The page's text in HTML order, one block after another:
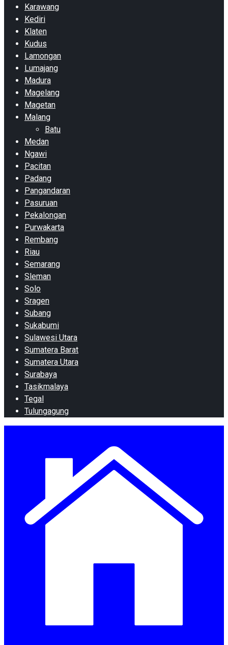
Karawang
Kediri
Klaten
Kudus
Lamongan
Lumajang
Madura
Magelang
Magetan
Malang
Batu
Medan
Ngawi
Pacitan
Padang
Pangandaran
Pasuruan
Pekalongan
Purwakarta
Rembang
Riau
Semarang
Sleman
Solo
Sragen
Subang
Sukabumi
Sulawesi Utara
Sumatera Barat
Sumatera Utara
Surabaya
Tasikmalaya
Tegal
Tulungagung